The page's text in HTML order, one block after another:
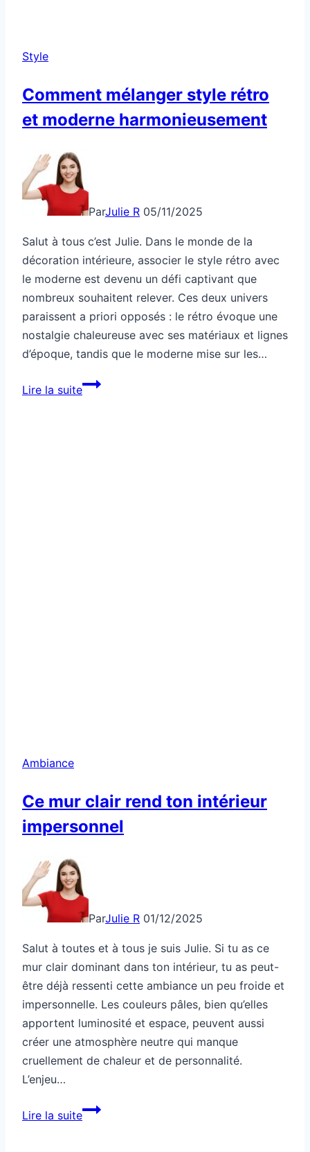
Style
Comment mélanger style rétro
et moderne harmonieusement
ParJulie R 05/11/2025
Salut à tous c’est Julie. Dans le monde de la
décoration intérieure, associer le style rétro avec
le moderne est devenu un défi captivant que
nombreux souhaitent relever. Ces deux univers
paraissent a priori opposés : le rétro évoque une
nostalgie chaleureuse avec ses matériaux et lignes
d’époque, tandis que le moderne mise sur les…
Lire la suiteComment
Ambiance
Ce mur clair rend ton intérieur
impersonnel
ParJulie R 01/12/2025
Salut à toutes et à tous je suis Julie. Si tu as ce
mur clair dominant dans ton intérieur, tu as peut-
être déjà ressenti cette ambiance un peu froide et
impersonnelle. Les couleurs pâles, bien qu’elles
apportent luminosité et espace, peuvent aussi
créer une atmosphère neutre qui manque
cruellement de chaleur et de personnalité.
L’enjeu…
Lire la suiteCe